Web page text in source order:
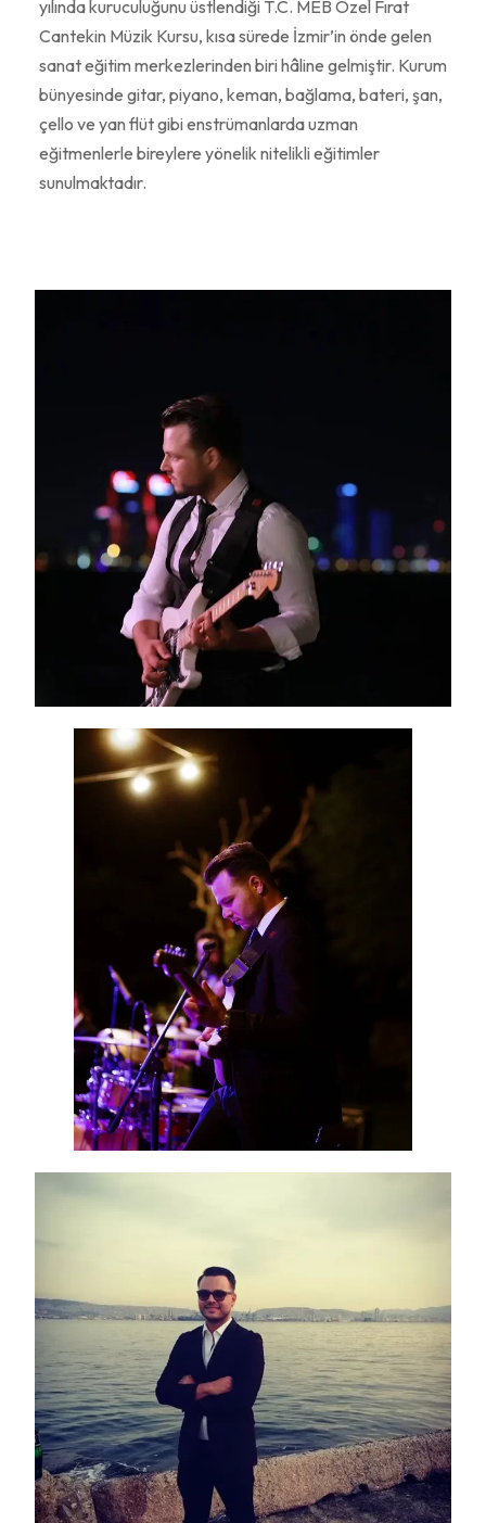
yılında kuruculuğunu üstlendiği T.C. MEB Özel Fırat
Cantekin Müzik Kursu, kısa sürede İzmir’in önde gelen
sanat eğitim merkezlerinden biri hâline gelmiştir. Kurum
bünyesinde gitar, piyano, keman, bağlama, bateri, şan,
çello ve yan flüt gibi enstrümanlarda uzman
eğitmenlerle bireylere yönelik nitelikli eğitimler
sunulmaktadır.